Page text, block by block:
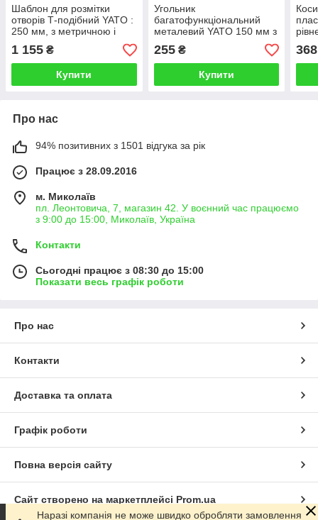
Шаблон для розмітки
отворів Т-подібний YATO :
250 мм, з метричною і
чохол
1 155 ₴
Купити
Угольник
багатофункціональний
металевий YATO 150 мм з
прямим углом і рівнем 45
| 90 ˚
255₴
Купити
368
Про нас
94% позитивних з 1501 відгука за рік
Працює з 28.09.2016
м. Миколаїв
пл. Леонтовича, 7, магазин 42. У воєнний час працюємо
з 9:00 до 15:00, Миколаїв, Україна
Контакти
Сьогодні працює з 08:30 до 15:00
Показати весь графік роботи
Про нас
Контакти
Доставка та оплата
Графік роботи
Повна версія сайту
Сайт створено на маркетплейсі Prom.ua
Наразі компанія не може швидко обробляти замовлення